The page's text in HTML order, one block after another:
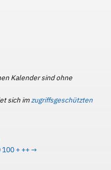
Kalender sind ohne
sich imzugriffsgeschützten
100 + ++→